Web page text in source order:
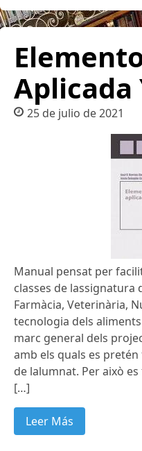
Aplicada
25 de julio de 2021
Manual pensat per
classes de lassignatura
Farmàcia, Veterinària,
tecnologia dels
marc general dels
amb els quals es
de lalumnat. Per això
[…]
Leer Más